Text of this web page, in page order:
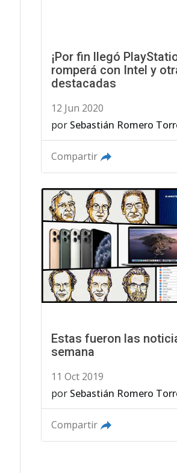
¡Por fin llegó
romperá con Intel y
destacadas
12 Jun 2020
por Sebastián Romero
Compartir
Estas fueron las
semana
11 Oct 2019
por Sebastián Romero
Compartir